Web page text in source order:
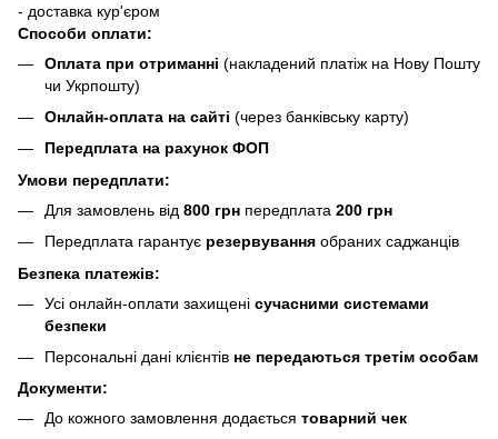
- доставка кур'єром
Способи оплати:
Оплата при отриманні (накладений платіж на Нову Пошту
чи Укрпошту)
Онлайн-оплата на сайті (через банківську карту)
Передплата на рахунок ФОП
Умови передплати:
Для замовлень від 800 грн передплата 200 грн
Передплата гарантує резервування обраних саджанців
Безпека платежів:
Усі онлайн-оплати захищені сучасними системами
безпеки
Персональні дані клієнтів не передаються третім особам
Документи:
До кожного замовлення додається товарний чек